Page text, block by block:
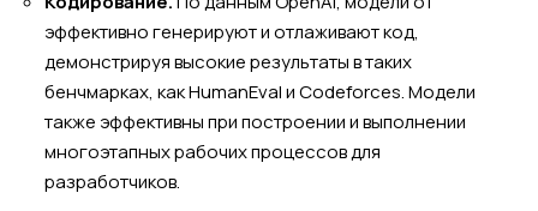
эффективно генерируют и отлаживают код,
демонстрируя высокие результаты в таких
бенчмарках, как HumanEval и Codeforces. Модели
также эффективны при построении и выполнении
многоэтапных рабочих процессов для
разработчиков.